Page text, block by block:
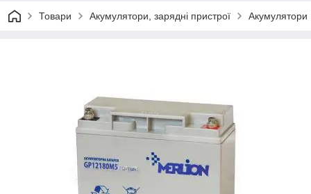
Товари Акумулятори, зарядні пристрої Акумулятори